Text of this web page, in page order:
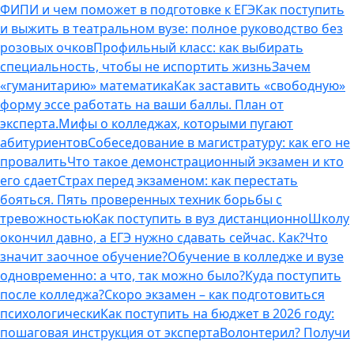
ФИПИ и чем поможет в подготовке к ЕГЭКак поступить
и выжить в театральном вузе: полное руководство без
розовых очковПрофильный класс: как выбирать
специальность, чтобы не испортить жизньЗачем
«гуманитарию» математикаКак заставить «свободную»
форму эссе работать на ваши баллы. План от
эксперта.Мифы о колледжах, которыми пугают
абитуриентовСобеседование в магистратуру: как его не
провалитьЧто такое демонстрационный экзамен и кто
его сдаетСтрах перед экзаменом: как перестать
бояться. Пять проверенных техник борьбы с
тревожностьюКак поступить в вуз дистанционноШколу
окончил давно, а ЕГЭ нужно сдавать сейчас. Как?Что
значит заочное обучение?Обучение в колледже и вузе
одновременно: а что, так можно было?Куда поступить
после колледжа?Скоро экзамен – как подготовиться
психологическиКак поступить на бюджет в 2026 году:
пошаговая инструкция от экспертаВолонтерил? Получи